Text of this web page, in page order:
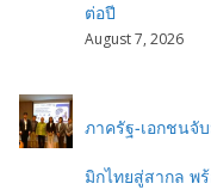
ต่อปี
August 7, 2026
ภาครัฐ-เอกชนจั
มิกไทยสู่สากล พ